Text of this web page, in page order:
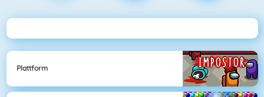
Plattform